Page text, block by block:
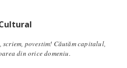
scriem, povestim! Căutăm capitalul,
din orice domeniu.